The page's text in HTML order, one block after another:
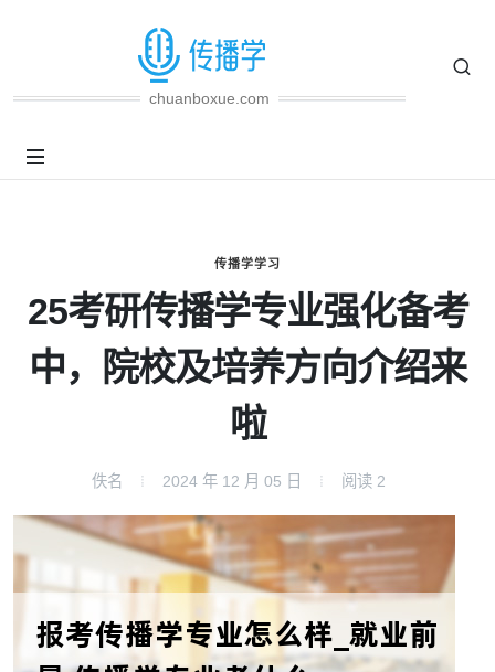
chuanboxue.com
传播学学习
25考研传播学专业强化备考
中，院校及培养方向介绍来
啦
佚名 2024 年 12 月 05 日 阅读 2